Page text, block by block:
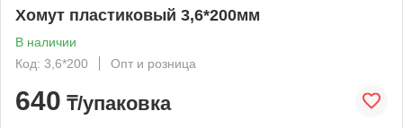
Хомут пластиковый 3,6*200мм
В наличии
Код: 3,6*200
Опт и розница
640 ₸/упаковка